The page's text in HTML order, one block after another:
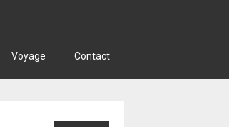
Voyage Contact